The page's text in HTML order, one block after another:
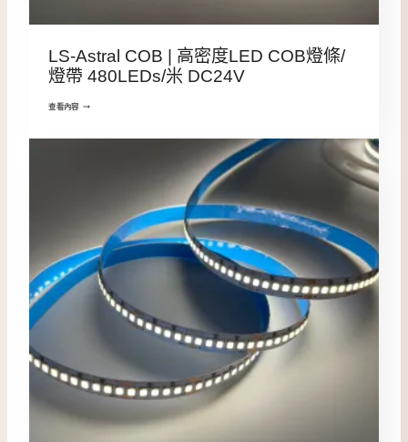
LS-Astral COB | 高密度LED COB燈條/
燈帶 480LEDs/米 DC24V
查看內容